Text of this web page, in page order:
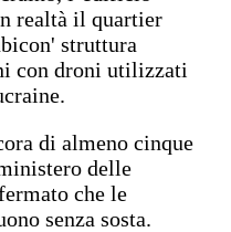
realtà il quartier
struttura
con droni utilizzati
di almeno cinque
delle
che le
senza sosta.